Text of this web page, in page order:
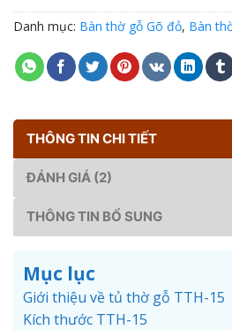
Danh mục: Bàn thờ gỗ Gõ đỏ, Bàn
THÔNG TIN CHI TIẾT
ĐÁNH GIÁ (2)
THÔNG TIN BỔ SUNG
Mục lục
Giới thiệu về tủ thờ gỗ TTH-15
Kích thước TTH-15